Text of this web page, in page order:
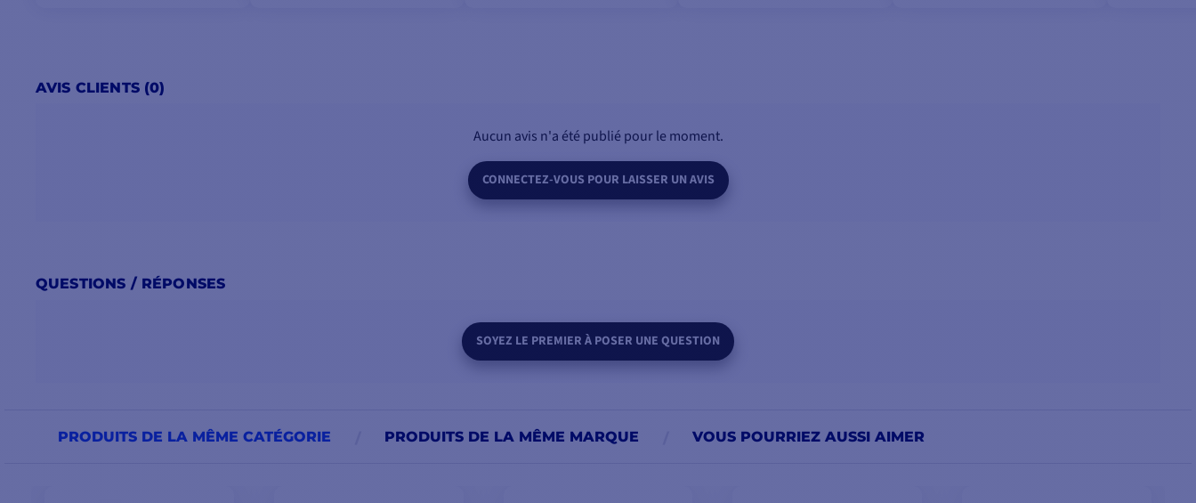
AVIS CLIENTS (0)
Aucun avis n'a été publié pour le moment.
CONNECTEZ-VOUS POUR LAISSER UN AVIS
QUESTIONS / RÉPONSES
SOYEZ LE PREMIER À POSER UNE QUESTION
PRODUITS DE LA MÊME CATÉGORIE PRODUITS DE LA MÊME MARQUE VOUS POURRIEZ AUSSI AIMER